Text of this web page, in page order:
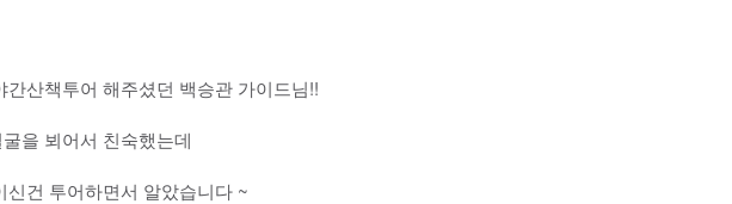
간산책투어 해주셨던 백승관 가이드님!!
을 뵈어서 친숙했는데
신건 투어하면서 알았습니다 ~